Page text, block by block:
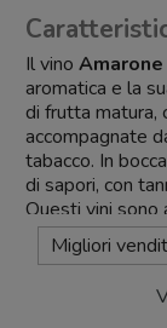
Il vino Amarone
aromatica e la
di frutta matura,
accompagnate
tabacco. In
di sapori, con
Questi vini sono
profondità nel
Il
Migliori